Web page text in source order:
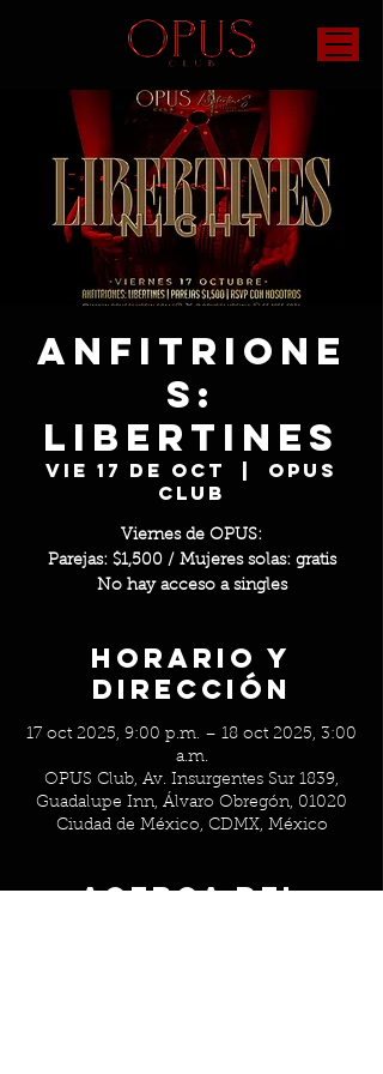
Anfitrione
s:
Libertines
vie 17 de oct
OPUS
Club
Viernes de OPUS:
Parejas: $1,500 / Mujeres solas: gratis
No hay acceso a singles
Horario y
Dirección
17 oct 2025, 9:00 p.m. – 18 oct 2025, 3:00
a.m.
OPUS Club, Av. Insurgentes Sur 1839,
Guadalupe Inn, Álvaro Obregón, 01020
Ciudad de México, CDMX, México
Acerca del